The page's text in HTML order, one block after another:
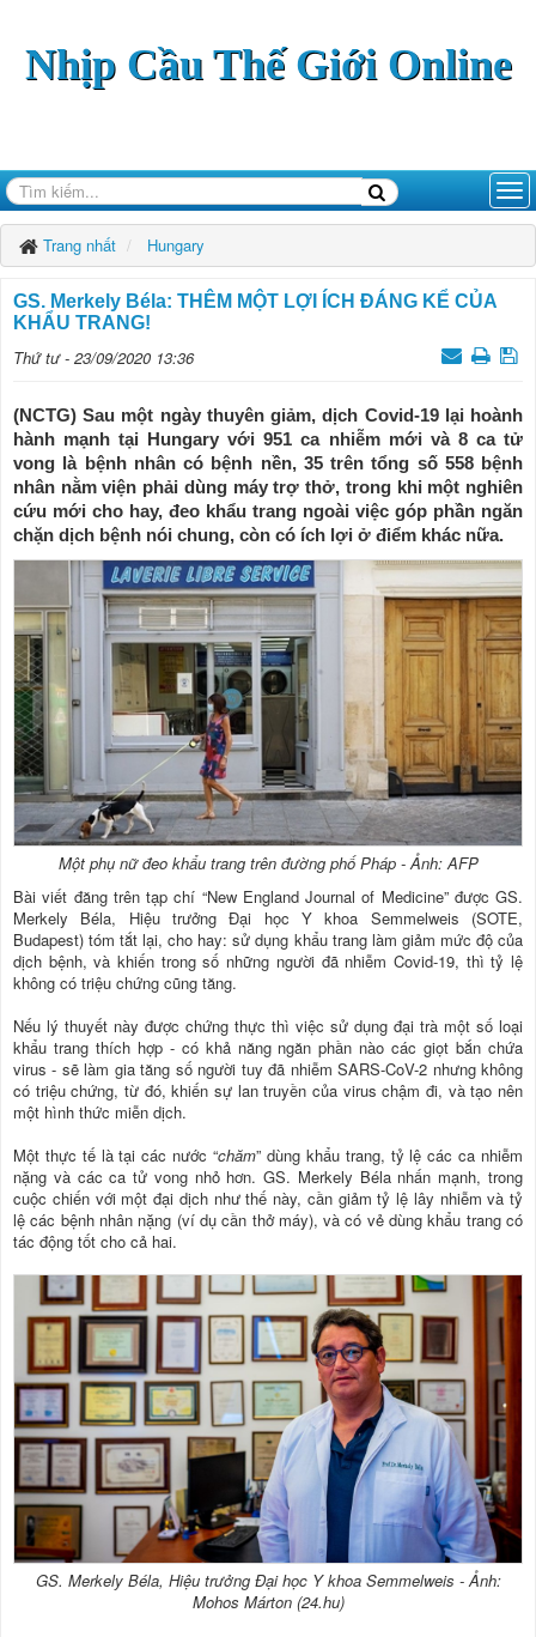
Nhịp Cầu Thế Giới Online
Trang nhất Hungary
GS. Merkely Béla: THÊM MỘT LỢI ÍCH ĐÁNG KỂ CỦA
KHẨU TRANG!
Thứ tư - 23/09/2020 13:36
(NCTG) Sau một ngày thuyên giảm, dịch Covid-19 lại hoành
hành mạnh tại Hungary với 951 ca nhiễm mới và 8 ca tử
vong là bệnh nhân có bệnh nền, 35 trên tổng số 558 bệnh
nhân nằm viện phải dùng máy trợ thở, trong khi một nghiên
cứu mới cho hay, đeo khẩu trang ngoài việc góp phần ngăn
chặn dịch bệnh nói chung, còn có ích lợi ở điểm khác nữa.
Một phụ nữ đeo khẩu trang trên đường phố Pháp - Ảnh: AFP
Bài viết đăng trên tạp chí “New England Journal of Medicine” được GS.
Merkely Béla, Hiệu trưởng Đại học Y khoa Semmelweis (SOTE,
Budapest) tóm tắt lại, cho hay: sử dụng khẩu trang làm giảm mức độ của
dịch bệnh, và khiến trong số những người đã nhiễm Covid-19, thì tỷ lệ
không có triệu chứng cũng tăng.
Nếu lý thuyết này được chứng thực thì việc sử dụng đại trà một số loại
khẩu trang thích hợp - có khả năng ngăn phần nào các giọt bắn chứa
virus - sẽ làm gia tăng số người tuy đã nhiễm SARS-CoV-2 nhưng không
có triệu chứng, từ đó, khiến sự lan truyền của virus chậm đi, và tạo nên
một hình thức miễn dịch.
Một thực tế là tại các nước “chăm” dùng khẩu trang, tỷ lệ các ca nhiễm
nặng và các ca tử vong nhỏ hơn. GS. Merkely Béla nhấn mạnh, trong
cuộc chiến với một đại dịch như thế này, cần giảm tỷ lệ lây nhiễm và tỷ
lệ các bệnh nhân nặng (ví dụ cần thở máy), và có vẻ dùng khẩu trang có
tác động tốt cho cả hai.
GS. Merkely Béla, Hiệu trưởng Đại học Y khoa Semmelweis - Ảnh:
Mohos Márton (24.hu)